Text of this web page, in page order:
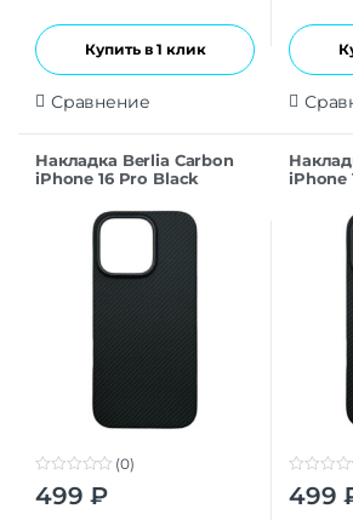
Купить в 1 клик
Сравнение
Накладка Berlia Carbon
iPhone 16 Pro Black
o
(0)
499 ₽
iPhone
o
499